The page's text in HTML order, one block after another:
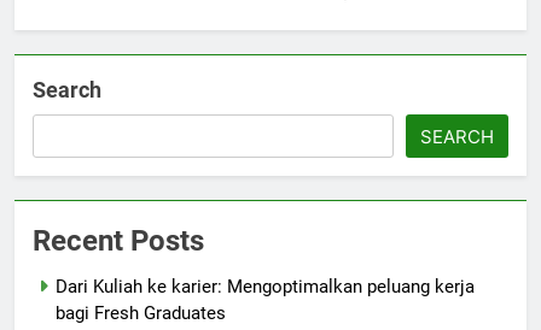
Search
SEARCH
Recent Posts
Dari Kuliah ke karier: Mengoptimalkan peluang kerja
bagi Fresh Graduates